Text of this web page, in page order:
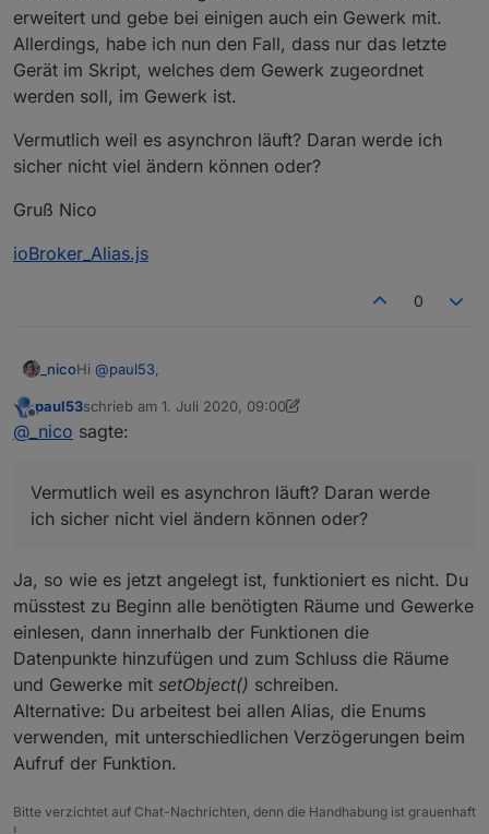
erweitert und gebe bei einigen auch ein Gewerk mit.
Allerdings, habe ich nun den Fall, dass nur das letzte
Gerät im Skript, welches dem Gewerk zugeordnet
werden soll, im Gewerk ist.
Vermutlich weil es asynchron läuft? Daran werde ich
sicher nicht viel ändern können oder?
Gruß Nico
ioBroker_Alias.js
0
_nicoHi @paul53
es geht um dein Skript aus dem ersten Post, wo man
Gewerke und Räume mit übergeben kann.
Struktur der Alias-ID einbringen kann, sind enums
für Raum und Gewerk oftmals nicht erforderlich.
hinzufügen wollen, hier eine Version, die es
ermöglicht:
Du hast ja gestern bereits mitbekommen, dass ich mir ein
"großes Skript" gebaut habe, was mir alle Aliases "in
erweitert und gebe bei einigen auch ein Gewerk mit.
Allerdings, habe ich nun den Fall, dass nur das letzte
Gerät im Skript, welches dem Gewerk zugeordnet
werden soll, im Gewerk ist.
sicher nicht viel ändern können oder?
Gruß Nico
ioBroker_Alias.js
Offline
paul53schrieb am 1. Juli 2020, 09:00
zuletzt editiert von paul537. Jan. 2020, 11:05
@ _nico sagte:
Vermutlich weil es asynchron läuft? Daran werde
ich sicher nicht viel ändern können oder?
Ja, so wie es jetzt angelegt ist, funktioniert es nicht. Du
müsstest zu Beginn alle benötigten Räume und Gewerke
einlesen, dann innerhalb der Funktionen die
Datenpunkte hinzufügen und zum Schluss die Räume
und Gewerke mit setObject() schreiben.
Alternative: Du arbeitest bei allen Alias, die Enums
verwenden, mit unterschiedlichen Verzögerungen beim
Aufruf der Funktion.
Bitte verzichtet auf Chat-Nachrichten, denn die Handhabung ist grauenhaft